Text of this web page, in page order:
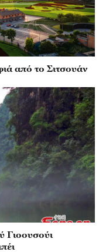
από το Σιτσουάν
Γιοουσούι